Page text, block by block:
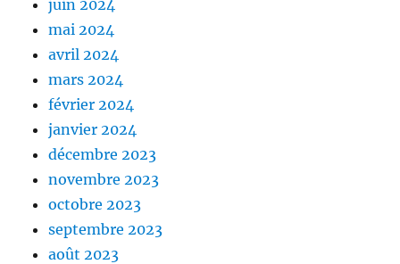
juin 2024
mai 2024
avril 2024
mars 2024
février 2024
janvier 2024
décembre 2023
novembre 2023
octobre 2023
septembre 2023
août 2023